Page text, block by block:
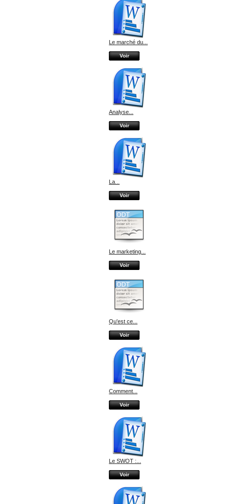
Le marché du...
Voir
Analyse...
Voir
La...
Voir
Le marketing...
Voir
Qu'est ce...
Voir
Comment...
Voir
Le SWOT :...
Voir